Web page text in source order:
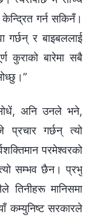
गर्न सकिनँ।
गर्छन् र बाइबललाई
कुराको बारेमा सबै
अनि उनले भने,
प्रचार गर्छन् त्यो
परमेश्‍वरको
सम्भव छैन। प्रभु
तिनीहरू मानिसमा
कम्युनिष्ट सरकारले